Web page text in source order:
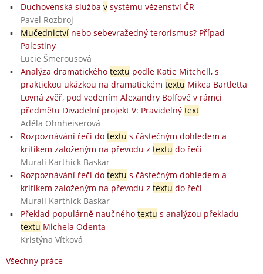
Duchovenská služba vsystému vězenství ČR
Pavel Rozbroj
Mučednictvínebo sebevražedný terorismus? Případ
Palestiny
Lucie Šmerousová
Analýza dramatického textu podle Katie Mitchell, s
praktickou ukázkou na dramatickém textu Mikea Bartletta
Lovná zvěř, pod vedením Alexandry Bolfové v rámci
předmětu Divadelní projekt V: Pravidelný text
Adéla Ohnheiserová
Rozpoznávání řeči do textu s částečným dohledem a
kritikem založeným na převodu z textu do řeči
Murali Karthick Baskar
Rozpoznávání řeči do textu s částečným dohledem a
kritikem založeným na převodu z textu do řeči
Murali Karthick Baskar
Překlad populárně naučného textu s analýzou překladu
textu Michela Odenta
Kristýna Vítková
Všechny práce